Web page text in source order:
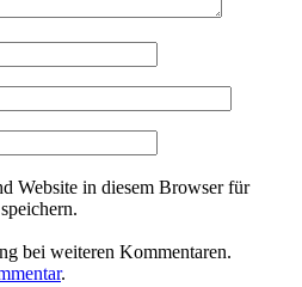
Website in diesem Browser für
bei weiteren Kommentaren.
.